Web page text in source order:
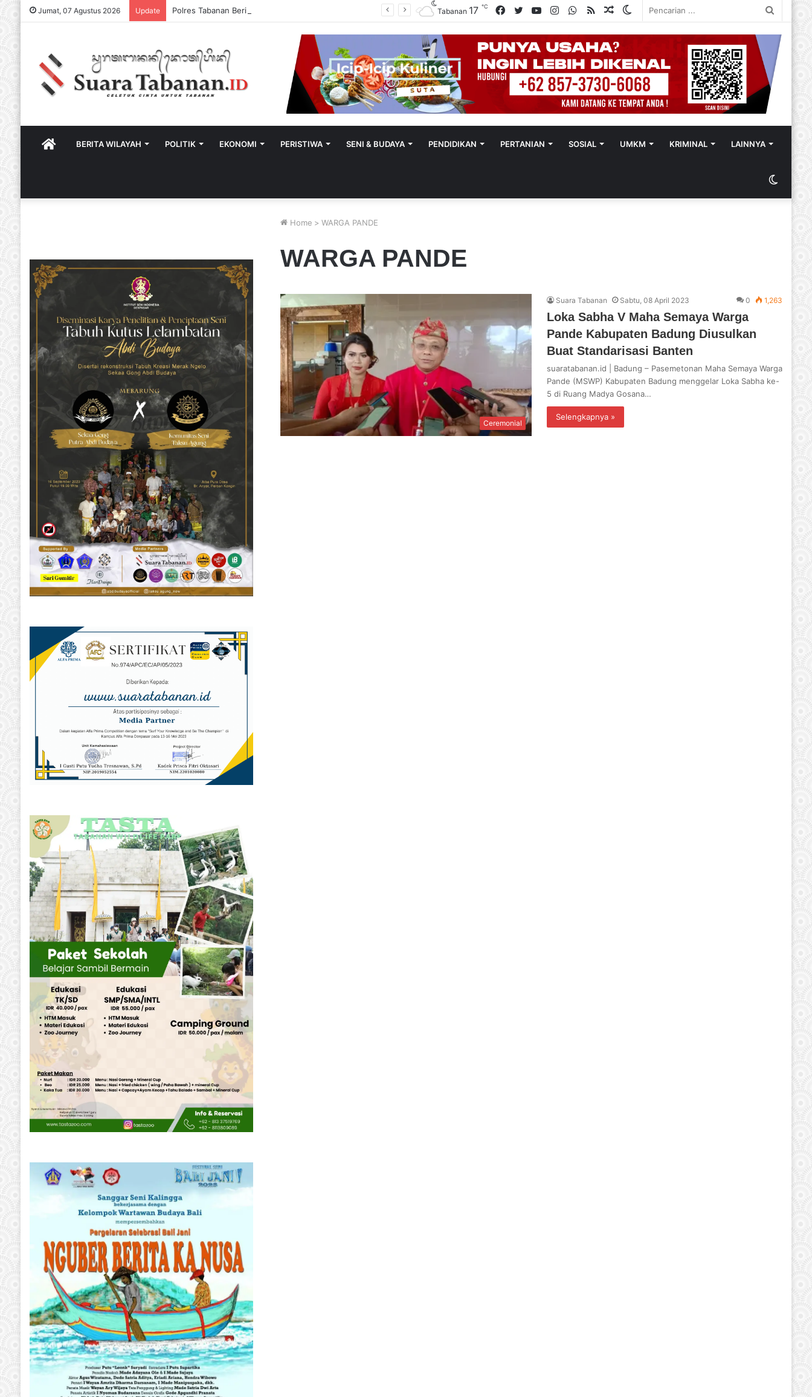
Jumat, 07 Agustus 2026 Update
Switch
Random
RSS
WhatsApp
Instagram
YouTube
Twitter
Facebook
Tabanan 17℃
HOMEBERITA WILAYAH POLITIK EKONOMI PERISTIWA SENI & BUDAYA PENDIDIKAN PERTANIAN SOSIAL UMKM KRIMINAL LAINNYA
Home > WARGA PANDE
WARGA PANDE
Ceremonial
Suara Tabanan Sabtu, 08 April 2023 0 1,263
Loka Sabha V Maha Semaya Warga
Pande Kabupaten Badung Diusulkan
Buat Standarisasi Banten
suaratabanan.id | Badung – Pasemetonan Maha Semaya Warga
Pande (MSWP) Kabupaten Badung menggelar Loka Sabha ke-
5 di Ruang Madya Gosana…
Selengkapnya »